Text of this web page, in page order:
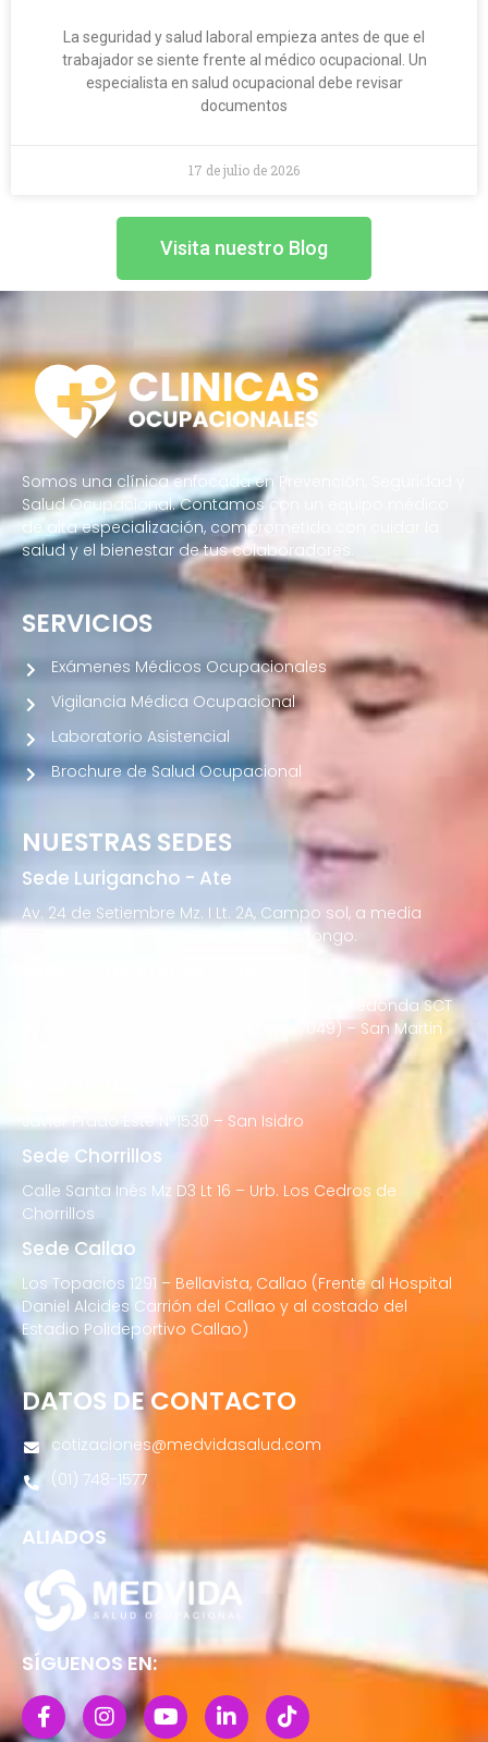
La seguridad y salud laboral empieza antes de que el
trabajador se siente frente al médico ocupacional. Un
especialista en salud ocupacional debe revisar
documentos
17 de julio de 2026
Visita nuestro Blog
Somos una clínica enfocada en Prevención, Seguridad y
Salud Ocupacional. Contamos con un equipo médico
de alta especialización, comprometido con cuidar la
salud y el bienestar de tus colaboradores.
NUESTRAS SEDES
Sede Lurigancho - Ate
Av. 24 de Setiembre Mz. I Lt. 2A, Campo sol, a media
cuadra del Paradero Cabana, Carapongo.
Av. Francisco Bolognesi Nro. 101 Urb. Mesa Redonda SCT
02 (Esquina con Av. Gerardo Unger 7049) – San Martin
Javier Prado Este N°1530 – San Isidro
Sede Chorrillos
Calle Santa Inés Mz D3 Lt 16 – Urb. Los Cedros de
Chorrillos
Sede Callao
Los Topacios 1291 – Bellavista, Callao (Frente al Hospital
Daniel Alcides Carrión del Callao y al costado del
Estadio Polideportivo Callao)
SERVICIOS
Exámenes Médicos Ocupacionales
Vigilancia Médica Ocupacional
Laboratorio Asistencial
Brochure de Salud Ocupacional
DATOS DE CONTACTO
cotizaciones@medvidasalud.com
(01) 748-1577
ALIADOS
SÍGUENOS EN: